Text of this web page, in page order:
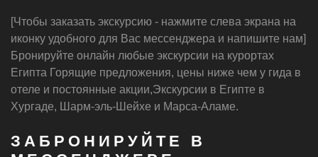
Экскурсии закажите онлайн без предоплаты
Трансфер из отеля
Русскоговорящий гид️
Цены ниже чем в отеле